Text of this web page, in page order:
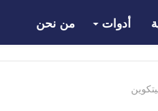
أدوات من نحن